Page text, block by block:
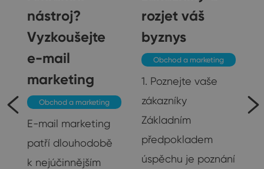
nástroj?
Vyzkoušejte
e-mail
marketing
Obchod a marketing
E-mail marketing
patří dlouhodobě
k nejúčinnějším
rozjet váš
byznys
Obchod a marketing
1. Poznejte vaše
zákazníky
Základním
předpokladem
úspěchu je poznání